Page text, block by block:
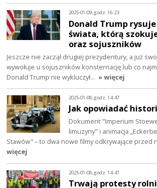
2025-01-09, godz. 16:23
Donald Trump
świata, którą
oraz sojuszników
Jeszcze nie zaczął drugiej prezydentury, a już
wywołuje u sojuszników konsternację lub co
Donald Trump nie wykluczył… » więcej
2025-01-08, godz. 14:47
Jak opowiadać
Dokument "Imperium
limuzyny" i animacja
Stawów" – to dwa nowe filmy odkrywające przed
więcej
2025-01-08, godz. 14:47
Trwają protesty